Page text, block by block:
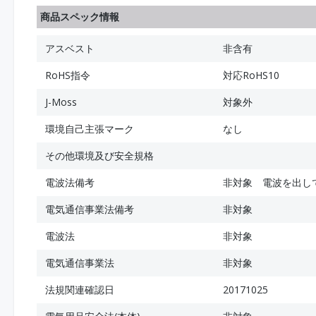
商品スペック情報
アスベスト
非含有
RoHS指令
対応RoHS10
J-Moss
対象外
環境自己主張マーク
なし
その他環境及び安全規格
電波法備考
非対象 電波を出し
電気通信事業法備考
非対象
電波法
非対象
電気通信事業法
非対象
法規関連確認日
20171025